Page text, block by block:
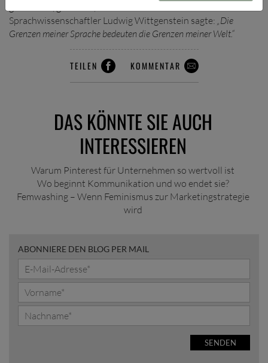
Sprachwissenschaftler Ludwig Wittgenstein sagte: „Die
Grenzen meiner Sprache bedeuten die Grenzen meiner Welt.“
TEILEN KOMMENTAR
DAS KÖNNTE SIE AUCH
INTERESSIEREN
Warum Pinterest für Unternehmen so wertvoll ist
Wo beginnt Kommunikation und wo endet sie?
Femwashing – Wenn Feminismus zur Marketingstrategie
wird
ABONNIERE DEN BLOG PER MAIL
SENDEN